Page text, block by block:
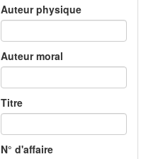
Auteur physique
Auteur moral
Titre
N° d'affaire